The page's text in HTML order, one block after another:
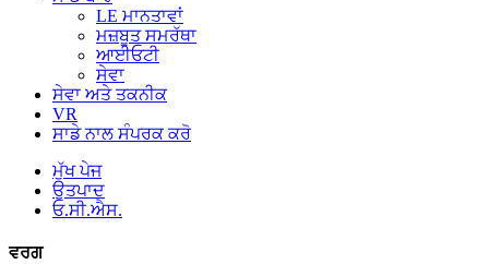
LE ਮਾਨਤਾਵਾਂ
ਮਜ਼ਬੂਤ ​​ਸਮਰੱਥਾ
ਆਈਓਟੀ
ਸੇਵਾ
ਸੇਵਾ ਅਤੇ ਤਕਨੀਕ
VR
ਸਾਡੇ ਨਾਲ ਸੰਪਰਕ ਕਰੋ
ਮੁੱਖ ਪੇਜ
ਉਤਪਾਦ
ਓ.ਸੀ.ਐਸ.
ਵਰਗ